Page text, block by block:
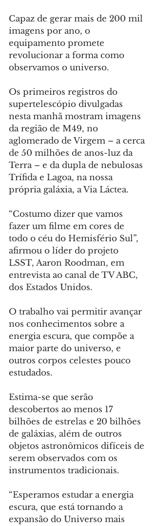
Capaz de gerar mais de 200 mil
imagens por ano, o
equipamento promete
revolucionar a forma como
observamos o universo.
Os primeiros registros do
supertelescópio divulgadas
nesta manhã mostram imagens
da região de M49, no
aglomerado de Virgem – a cerca
de 50 milhões de anos-luz da
Terra – e da dupla de nebulosas
Trífida e Lagoa, na nossa
própria galáxia, a Via Láctea.
“Costumo dizer que vamos
fazer um filme em cores de
todo o céu do Hemisfério Sul”,
afirmou o líder do projeto
LSST, Aaron Roodman, em
entrevista ao canal de TV ABC,
dos Estados Unidos.
O trabalho vai permitir avançar
nos conhecimentos sobre a
energia escura, que compõe a
maior parte do universo, e
outros corpos celestes pouco
estudados.
Estima-se que serão
descobertos ao menos 17
bilhões de estrelas e 20 bilhões
de galáxias, além de outros
objetos astronômicos difíceis de
serem observados com os
instrumentos tradicionais.
“Esperamos estudar a energia
escura, que está tornando a
expansão do Universo mais